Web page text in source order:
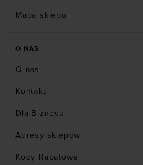
Mapa sklepu
O NAS
O nas
Kontakt
Dla Biznesu
Adresy sklepów
Kody Rabatowe